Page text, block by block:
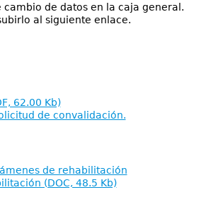
de datos en la caja general.
al siguiente enlace.
62.00 Kb)
de convalidación.
de rehabilitación
(DOC, 48.5 Kb)